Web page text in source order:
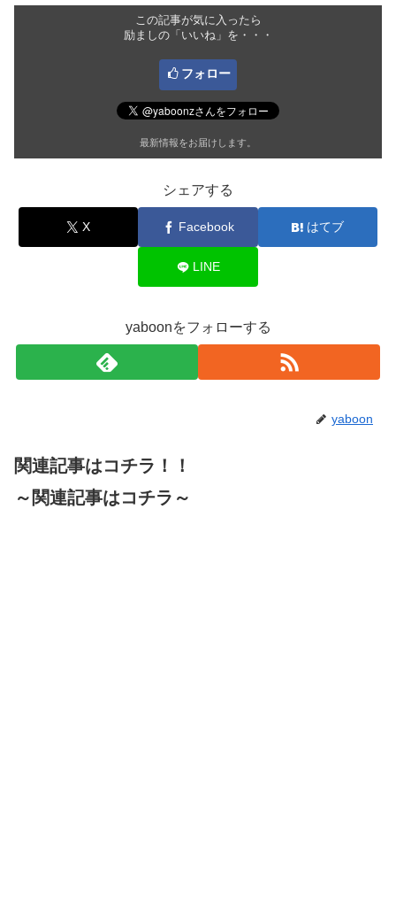
この記事が気に入ったら
励ましの「いいね」を・・・
フォロー
最新情報をお届けします。
シェアする
X Facebook はてブ
LINE
yaboonをフォローする
yaboon
関連記事はコチラ！！
～関連記事はコチラ～